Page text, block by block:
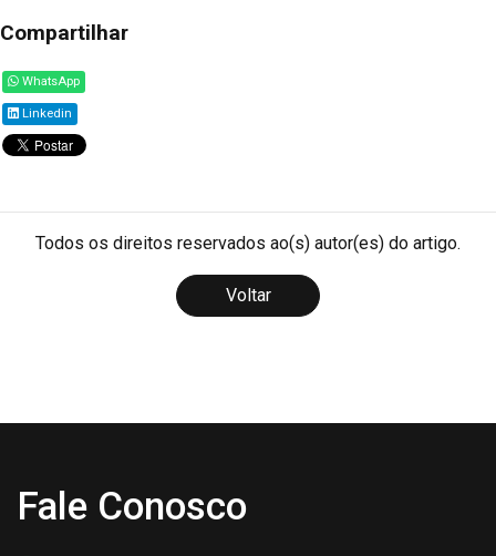
Compartilhar
WhatsApp
Linkedin
Todos os direitos reservados ao(s) autor(es) do artigo.
Voltar
Fale Conosco